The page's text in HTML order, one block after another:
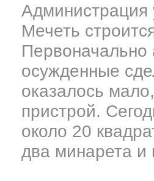
Администрация
Мечеть
осужденные
оказалось
пристрой.
около 20
два минарета и